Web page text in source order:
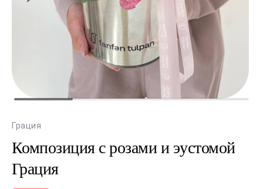
Грация
Композиция с розами и эустомой
Грация